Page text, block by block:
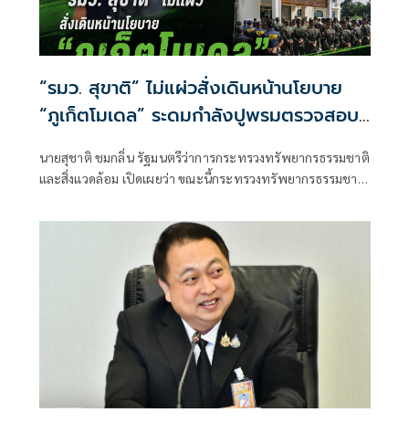
“รมว. สุขาติ” ไม่แผ่วสั่งเดินหน้านโยบาย
“ภูเก็ตโมเดล” ระดมกำลังปูพรมตรวจสอบ
พื้นที่ทั้งเกาะภูเก็ต อีก 40 จุด พร้อมเร่ง
ผลักดันประกาศป่านันทนาการหาดนุ้ย ภูเก็ต
นายสุชาติ ชมกลิ่น รัฐมนตรีว่าการกระทรวงทรัพยากรธรรมชาติ
และสิ่งแวดล้อม เปิดเผยว่า ขณะนี้กระทรวงทรัพยากรธรรมชาติ